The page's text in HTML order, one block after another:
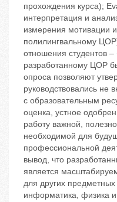
прохождения курса);
интерпретация и
измерения мотивации
полилингвальному
отношения студентов
разработанному ЦОР
опроса позволяют
руководствовались не
с образовательным
оценка, устное
работу важной,
необходимой для
профессиональной
вывод, что
является
для других
информатика, физика и